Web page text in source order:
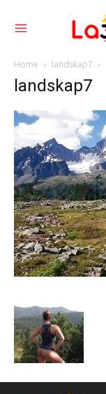
Home landskap7
landskap7